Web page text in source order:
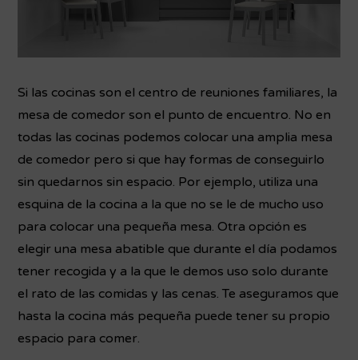
Si las cocinas son el centro de reuniones familiares, la
mesa de comedor son el punto de encuentro. No en
todas las cocinas podemos colocar una amplia mesa
de comedor pero si que hay formas de conseguirlo
sin quedarnos sin espacio. Por ejemplo, utiliza una
esquina de la cocina a la que no se le de mucho uso
para colocar una pequeña mesa. Otra opción es
elegir una mesa abatible que durante el día podamos
tener recogida y a la que le demos uso solo durante
el rato de las comidas y las cenas. Te aseguramos que
hasta la cocina más pequeña puede tener su propio
espacio para comer.